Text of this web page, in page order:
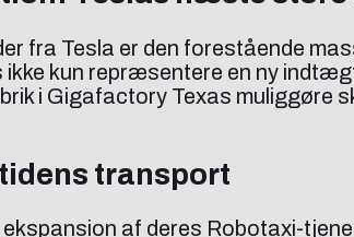
fra Tesla er den forestående
ikke kun repræsentere en ny
i Gigafactory Texas muliggøre
transport
af deres Robotaxi-